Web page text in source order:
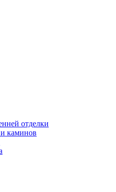
отделки
каминов